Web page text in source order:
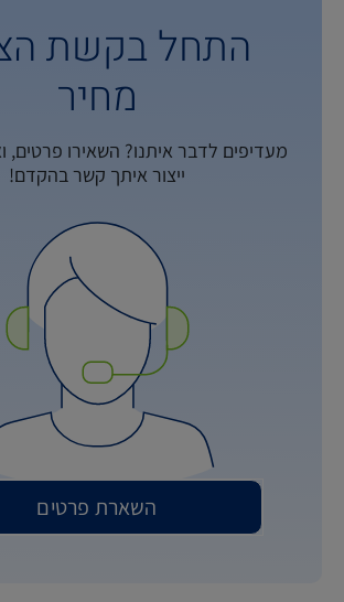
התחל בקשת
מחיר
מעדיפים לדבר איתנו? השאירו פרטים,
ייצור איתך קשר בהקדם!
השארת פרטים